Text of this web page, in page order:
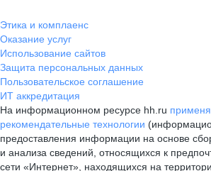
Этика и комплаенс
Оказание услуг
Использование сайтов
Защита персональных данных
Пользовательское соглашение
ИТ аккредитация
На информационном ресурсе hh.ru
рекомендательные технологии
предоставления информации на основе
и анализа сведений, относящихся к
сети «Интернет», находящихся на